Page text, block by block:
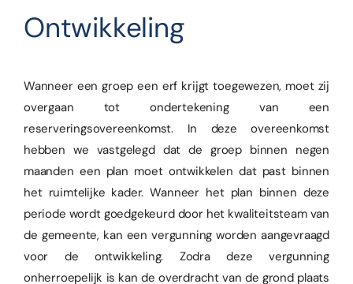
Ontwikkeling
Wanneer een groep een erf krijgt toegewezen, moet zij
overgaan tot ondertekening van een
reserveringsovereenkomst. In deze overeenkomst
hebben we vastgelegd dat de groep binnen negen
maanden een plan moet ontwikkelen dat past binnen
het ruimtelijke kader. Wanneer het plan binnen deze
periode wordt goedgekeurd door het kwaliteitsteam van
de gemeente, kan een vergunning worden aangevraagd
voor de ontwikkeling. Zodra deze vergunning
onherroepelijk is kan de overdracht van de grond plaats